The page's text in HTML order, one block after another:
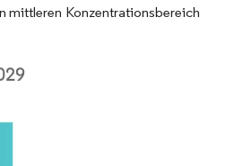
mittleren Konzentrationsbereich